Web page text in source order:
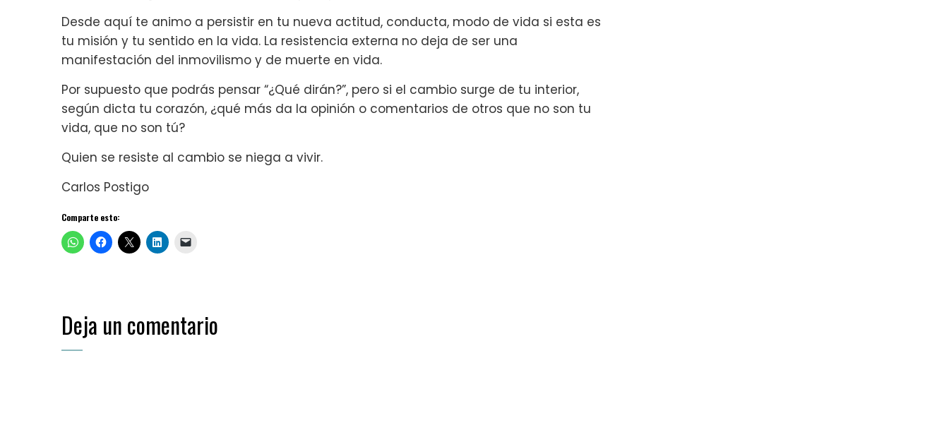
Desde aquí te animo a persistir en tu nueva actitud, conducta, modo de vida si esta es
tu misión y tu sentido en la vida. La resistencia externa no deja de ser una
manifestación del inmovilismo y de muerte en vida.
Por supuesto que podrás pensar “¿Qué dirán?”, pero si el cambio surge de tu interior,
según dicta tu corazón, ¿qué más da la opinión o comentarios de otros que no son tu
vida, que no son tú?
Quien se resiste al cambio se niega a vivir.
Carlos Postigo
Comparte esto:
Deja un comentario